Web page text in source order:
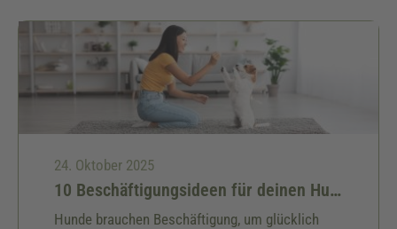
24. Oktober 2025
10 Beschäftigungsideen für deinen Hund
Hunde brauchen Beschäftigung, um glücklich